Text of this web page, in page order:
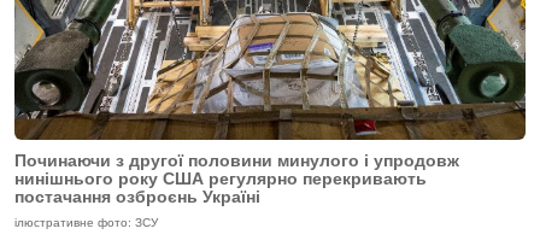
Починаючи з другої половини минулого і упродовж
нинішнього року США регулярно перекривають
постачання озброєнь Україні
ілюстративне фото: ЗСУ